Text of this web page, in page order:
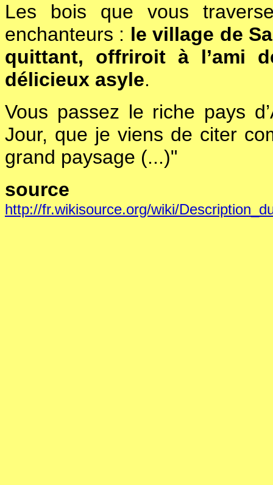
Les bois que vous
enchanteurs : le village de
quittant, offriroit à l’ami
délicieux asyle.
Vous passez le riche pays
Jour, que je viens de citer
grand paysage (...)"
source
http://fr.wikisource.org/wiki/